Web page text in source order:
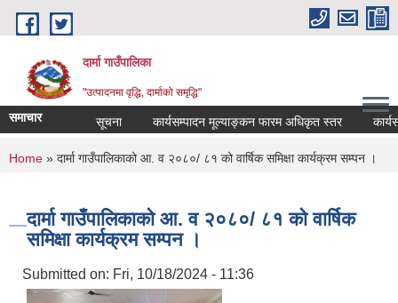
Skip to main content
दार्मा गाउँपालिका
"उत्पादनमा वृद्धि, दार्माको समृद्धि"
समाचार कार्यसम्पादन मूल्याङ्कन फारम अधिकृत स्तर
You are here
Home » दार्मा गाउँपालिकाको आ. व २०८०/ ८१ को वार्षिक समिक्षा कार्यक्रम सम्पन ।
दार्मा गाउँपालिकाको आ. व २०८०/ ८१ को वार्षिक
समिक्षा कार्यक्रम सम्पन ।
Submitted on: Fri, 10/18/2024 - 11:36